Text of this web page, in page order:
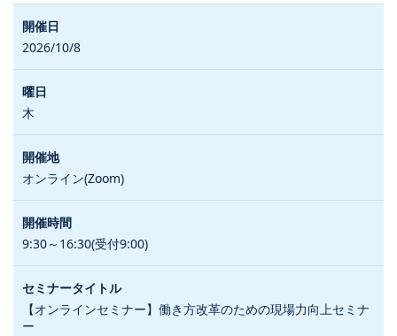
2026/10/8
木
オンライン(Zoom)
9:30～16:30(受付9:00)
【オンラインセミナー】働き方改革のための現場力向上セミナ
ー